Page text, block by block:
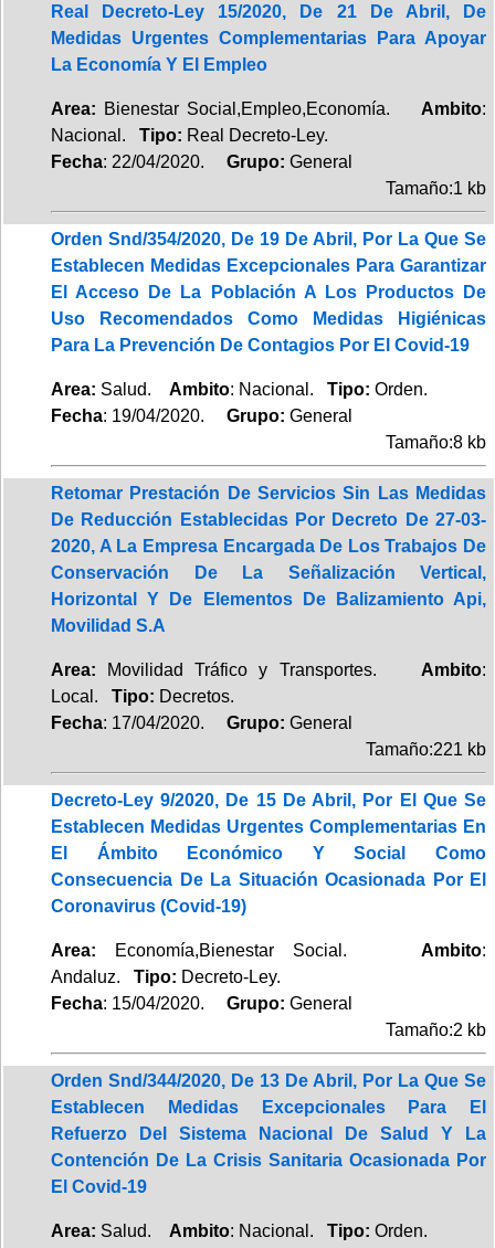
Real Decreto-Ley 15/2020, De 21 De Abril, De
Medidas Urgentes Complementarias Para Apoyar
La Economía Y El Empleo
Area: Bienestar Social,Empleo,Economía. Ambito:
Nacional. Tipo: Real Decreto-Ley.
Fecha: 22/04/2020. Grupo: General
Tamaño:1 kb
Orden Snd/354/2020, De 19 De Abril, Por La Que Se
Establecen Medidas Excepcionales Para Garantizar
El Acceso De La Población A Los Productos De
Uso Recomendados Como Medidas Higiénicas
Para La Prevención De Contagios Por El Covid-19
Area: Salud. Ambito: Nacional. Tipo: Orden.
Fecha: 19/04/2020. Grupo: General
Tamaño:8 kb
Retomar Prestación De Servicios Sin Las Medidas
De Reducción Establecidas Por Decreto De 27-03-
2020, A La Empresa Encargada De Los Trabajos De
Conservación De La Señalización Vertical,
Horizontal Y De Elementos De Balizamiento Api,
Movilidad S.A
Area: Movilidad Tráfico y Transportes. Ambito:
Local. Tipo: Decretos.
Fecha: 17/04/2020. Grupo: General
Tamaño:221 kb
Decreto-Ley 9/2020, De 15 De Abril, Por El Que Se
Establecen Medidas Urgentes Complementarias En
El Ámbito Económico Y Social Como
Consecuencia De La Situación Ocasionada Por El
Coronavirus (Covid-19)
Area: Economía,Bienestar Social. Ambito:
Andaluz. Tipo: Decreto-Ley.
Fecha: 15/04/2020. Grupo: General
Tamaño:2 kb
Orden Snd/344/2020, De 13 De Abril, Por La Que Se
Establecen Medidas Excepcionales Para El
Refuerzo Del Sistema Nacional De Salud Y La
Contención De La Crisis Sanitaria Ocasionada Por
El Covid-19
Area: Salud. Ambito: Nacional. Tipo: Orden.